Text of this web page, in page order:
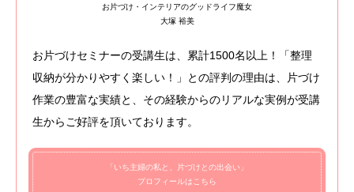
お片づけ・インテリアのグッドライフ魔女
大塚 裕美
お片づけセミナーの受講生は、累計1500名以上！「整理
収納が分かりやすく楽しい！」との評判の理由は、片づけ
作業の豊富な実績と、その経験からのリアルな実例が受講
生からご好評を頂いております。
「いち主婦の私と、片づけとの出会い」
プロフィールはこちら